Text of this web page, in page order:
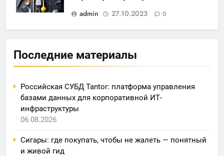
admin
27.10.2023 0
Последние материалы
Российская СУБД Tantor: платформа управления
базами данных для корпоративной ИТ-
инфраструктуры
06.08.2026
Сигары: где покупать, чтобы не жалеть — понятный
и живой гид